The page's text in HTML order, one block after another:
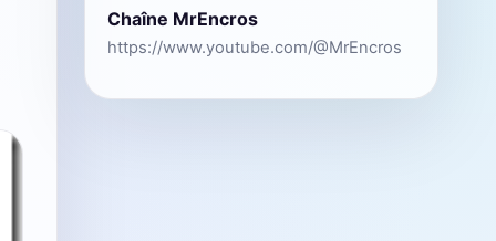
Chaîne MrEncros
https://www.youtube.com/@MrEncros